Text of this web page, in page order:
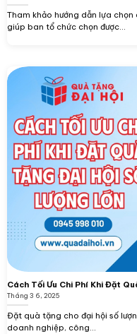
Tham khảo hướng dẫn lựa
giúp ban tổ chức chọn được...
Cách Tối Ưu Chi Phí Khi Đặt
Tháng 3 6, 2025
Đặt quà tặng cho đại hội số
doanh nghiệp, công...